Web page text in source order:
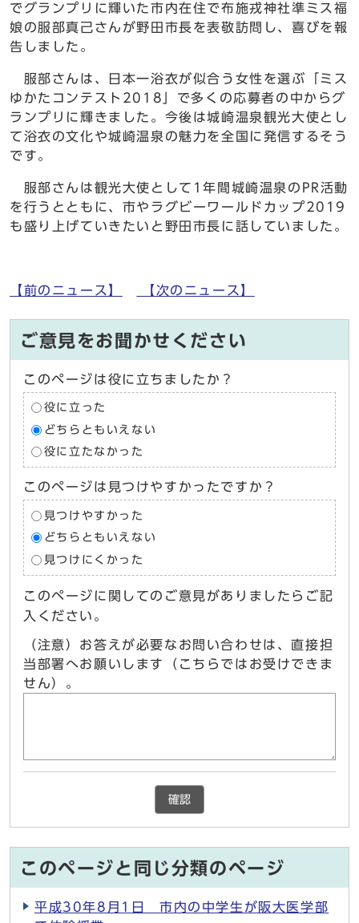
でグランプリに輝いた市内在住で布施戎神社準ミス福
娘の服部真己さんが野田市長を表敬訪問し、喜びを報
告しました。
服部さんは、日本一浴衣が似合う女性を選ぶ「ミス
ゆかたコンテスト2018」で多くの応募者の中からグ
ランプリに輝きました。今後は城崎温泉観光大使とし
て浴衣の文化や城崎温泉の魅力を全国に発信するそう
です。
服部さんは観光大使として1年間城崎温泉のPR活動
を行うとともに、市やラグビーワールドカップ2019
も盛り上げていきたいと野田市長に話していました。
【前のニュース】 【次のニュース】
ご意見をお聞かせください
このページは役に立ちましたか？
役に立った
どちらともいえない
役に立たなかった
このページは見つけやすかったですか？
見つけやすかった
どちらともいえない
見つけにくかった
このページに関してのご意見がありましたらご記
入ください。
（注意）お答えが必要なお問い合わせは、直接担
当部署へお願いします（こちらではお受けできま
せん）。
確認
このページと同じ分類のページ
平成30年8月1日 市内の中学生が阪大医学部